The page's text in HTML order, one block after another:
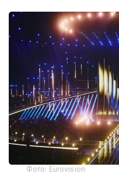
Фото: Eurovision